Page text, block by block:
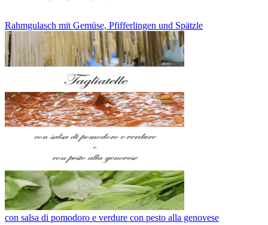
Rahmgulasch mit Gemüse, Pfifferlingen und Spätzle
con salsa di pomodoro e verdure con pesto alla genovese